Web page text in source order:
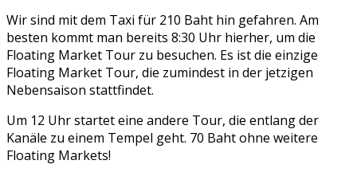
Wir sind mit dem Taxi für 210 Baht hin gefahren. Am
besten kommt man bereits 8:30 Uhr hierher, um die
Floating Market Tour zu besuchen. Es ist die einzige
Floating Market Tour, die zumindest in der jetzigen
Nebensaison stattfindet.
Um 12 Uhr startet eine andere Tour, die entlang der
Kanäle zu einem Tempel geht. 70 Baht ohne weitere
Floating Markets!